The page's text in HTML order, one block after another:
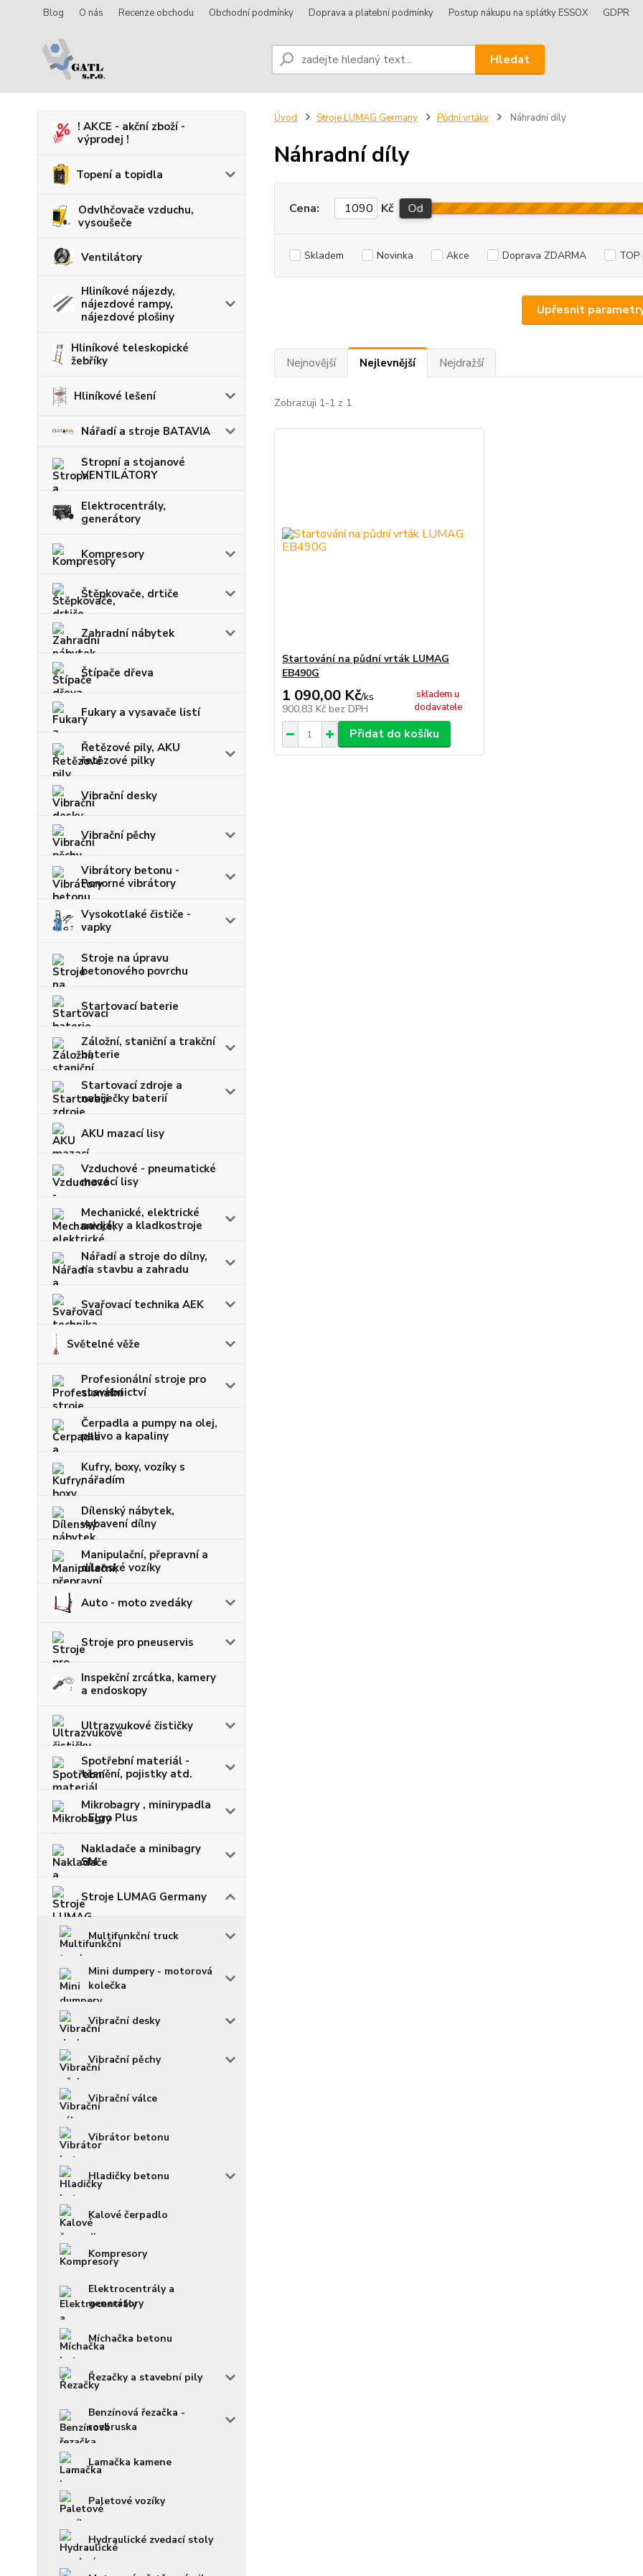
Blog O nás Recenze obchodu Obchodní podmínky Doprava a platební podmínky Postup nákupu na splátky ESSOX GDPR
Hledat
! AKCE - akční zboží -
výprodej !
Topení a topidla
Odvlhčovače vzduchu,
vysoušeče
Ventilátory
Hliníkové nájezdy,
nájezdové rampy,
nájezdové plošiny
Hliníkové teleskopické
žebříky
Hliníkové lešení
Nářadí a stroje BATAVIA
Stropní a stojanové
VENTILÁTORY
Elektrocentrály,
generátory
Kompresory
Štěpkovače, drtiče
Zahradní nábytek
Štípače dřeva
Fukary a vysavače listí
Řetězové pily, AKU
řetězové pilky
Vibrační desky
Vibrační pěchy
Vibrátory betonu -
Ponorné vibrátory
Vysokotlaké čističe -
vapky
Stroje na úpravu
betonového povrchu
Startovací baterie
Záložní, staniční a trakční
baterie
Startovací zdroje a
nabíječky baterií
AKU mazací lisy
Vzduchové - pneumatické
mazací lisy
Mechanické, elektrické
navijáky a kladkostroje
Nářadí a stroje do dílny,
na stavbu a zahradu
Svařovací technika AEK
Světelné věže
Profesionální stroje pro
stavebnictví
Čerpadla a pumpy na olej,
palivo a kapaliny
Kufry, boxy, vozíky s
nářadím
Dílenský nábytek,
vybavení dílny
Manipulační, přepravní a
dílenské vozíky
Auto - moto zvedáky
Stroje pro pneuservis
Inspekční zrcátka, kamery
a endoskopy
Ultrazvukové čističky
Spotřební materiál -
těsnění, pojistky atd.
Mikrobagry , minirypadla
- Elgo Plus
Nakladače a minibagry
SM
Stroje LUMAG Germany
Multifunkční truck
Mini dumpery - motorová
kolečka
Vibrační desky
Vibrační pěchy
Vibrační válce
Vibrátor betonu
Hladičky betonu
Kalové čerpadlo
Kompresory
Elektrocentrály a
generátory
Míchačka betonu
Řezačky a stavební pily
Benzínová řezačka -
rozbruska
Lamačka kamene
Paletové vozíky
Hydraulické zvedací stoly
Úvod Stroje LUMAG Germany Půdní vrtáky Náhradní díly
Náhradní díly
Upřesnit
Cena: Kč Od
Skladem Novinka Akce Doprava ZDARMA
Nejnovější Nejlevnější Nejdražší
Zobrazuji 1-1 z 1
Startování na půdní vrták LUMAG
EB490G
1 090,00 Kč/ks
900,83 Kč bez DPH
skladem u
dodavatele
Přidat do košíku